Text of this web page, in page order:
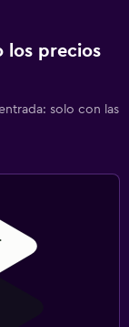
los precios
solo con las